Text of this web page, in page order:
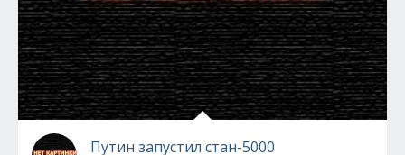
Путин запустил стан-5000